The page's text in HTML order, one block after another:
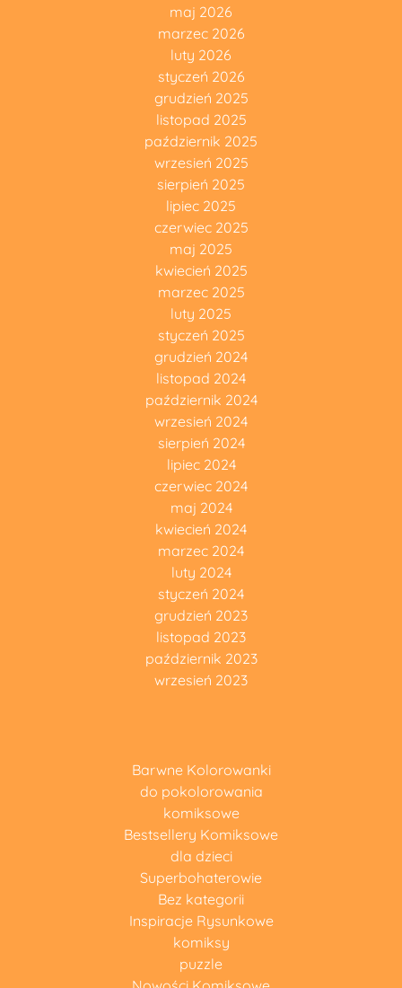
maj 2026
marzec 2026
luty 2026
styczeń 2026
grudzień 2025
listopad 2025
październik 2025
wrzesień 2025
sierpień 2025
lipiec 2025
czerwiec 2025
maj 2025
kwiecień 2025
marzec 2025
luty 2025
styczeń 2025
grudzień 2024
listopad 2024
październik 2024
wrzesień 2024
sierpień 2024
lipiec 2024
czerwiec 2024
maj 2024
kwiecień 2024
marzec 2024
luty 2024
styczeń 2024
grudzień 2023
listopad 2023
październik 2023
wrzesień 2023
Barwne Kolorowanki
do pokolorowania
komiksowe
Bestsellery Komiksowe
dla dzieci
Superbohaterowie
Bez kategorii
Inspiracje Rysunkowe
komiksy
puzzle